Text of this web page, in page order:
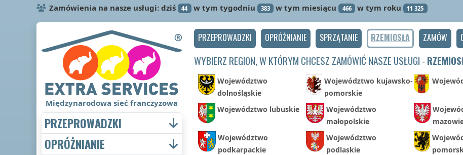
Zamówienia na nasze usługi: dziś 44 w tym tygodniu 383 w tym miesiącu 466 w tym roku 11 325
PRZEPROWADZKI OPRÓŻNIANIE SPRZĄTANIE RZEMIOSŁA ZAMÓW
WYBIERZ REGION, W KTÓRYM CHCESZ ZAMÓWIĆ NASZE USŁUGI -
Województwo
dolnośląskie
Województwo kujawsko-
pomorskie
Województwo lubuskie
Województwo
małopolskie
Województwo
podkarpackie
Województwo
podlaskie
Międzynarodowa sieć franczyzowa
PRZEPROWADZKI
OPRÓŻNIANIE